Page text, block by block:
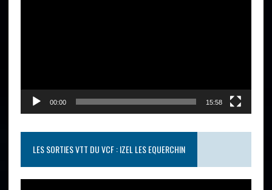
00:00 15:58
LES SORTIES VTT DU VCF : IZEL LES EQUERCHIN